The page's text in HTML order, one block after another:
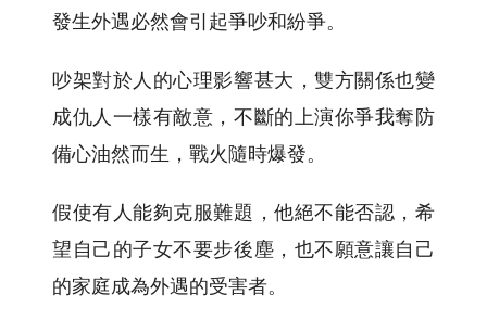
發生外遇必然會引起爭吵和紛爭。
吵架對於人的心理影響甚大，雙方關係也變
成仇人一樣有敵意，不斷的上演你爭我奪防
備心油然而生，戰火隨時爆發。
假使有人能夠克服難題，他絕不能否認，希
望自己的子女不要步後塵，也不願意讓自己
的家庭成為外遇的受害者。